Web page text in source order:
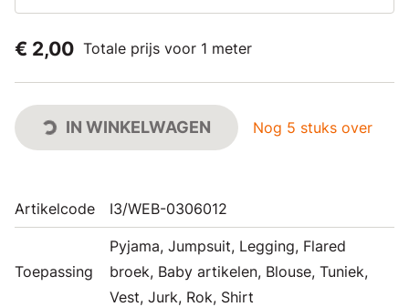
€ 2,00 Totale prijs voor 1 meter
IN WINKELWAGEN Nog 5 stuks over
Artikelcode I3/WEB-0306012
Toepassing
Pyjama, Jumpsuit, Legging, Flared
broek, Baby artikelen, Blouse, Tuniek,
Vest, Jurk, Rok, Shirt